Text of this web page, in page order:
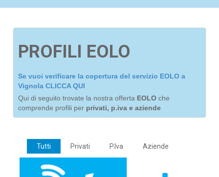
PROFILI EOLO
Se vuoi verificare la copertura del servizio EOLO a
Vignola CLICCA QUI
Qui di seguito trovate la nostra offerta EOLO che
comprende profili per privati, p.iva e aziende
Tutti Privati P.Iva Aziende